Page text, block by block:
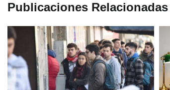
Publicaciones Relacionadas